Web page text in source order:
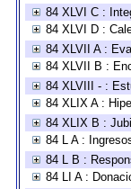
84 XLVI C :
84 XLVI D :
84 XLVII A :
84 XLVII B :
84 XLVIII - :
84 XLIX A :
84 XLIX B :
84 L A :
84 L B :
84 LI A :